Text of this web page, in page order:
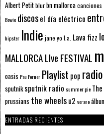
Albert Petitblurbn mallorcacanciones
Bowie discosel día eléctrico
hipster Indie jane yo l.a. Lava fizz
MALLORCA LIve FESTIVAL
oasis Pau Forner Playlist pop radio
sputnik sputnik radio summer pie
prussians the wheelsu2 verano
ENTRADAS RECIENTES